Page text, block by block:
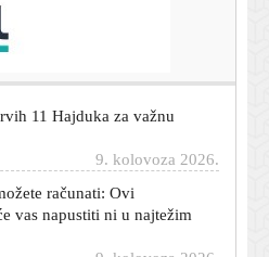
Ronalda i Georgine, a
računati: Ovi
vas napustiti ni u najtežim